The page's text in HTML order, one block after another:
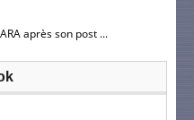
après son post ...